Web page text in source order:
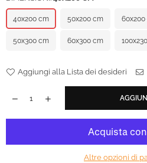
40x200 cm 50x200 cm
50x300 cm 60x300 cm
Aggiungi alla Lista dei desideri
Altre opzioni di